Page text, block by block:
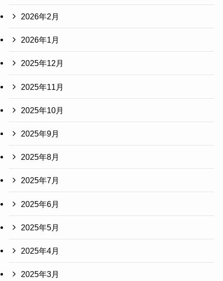
2026年2月
2026年1月
2025年12月
2025年11月
2025年10月
2025年9月
2025年8月
2025年7月
2025年6月
2025年5月
2025年4月
2025年3月